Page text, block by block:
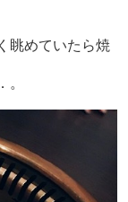
眺めていたら焼